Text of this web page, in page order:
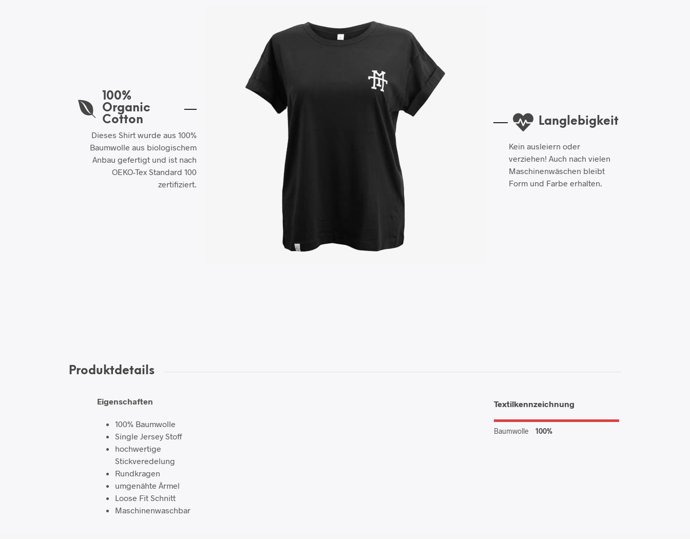
100%
Organic
Cotton
Dieses Shirt wurde aus 100%
Baumwolle aus biologischem
Anbau gefertigt und ist nach
OEKO-Tex Standard 100
zertifiziert.
Langlebigkeit
Kein ausleiern oder
verziehen! Auch nach vielen
Maschinenwäschen bleibt
Form und Farbe erhalten.
Produktdetails
Eigenschaften
100% Baumwolle
Single Jersey Stoff
hochwertige
Stickveredelung
Rundkragen
umgenähte Ärmel
Loose Fit Schnitt
Maschinenwaschbar
Textilkennzeichnung
Baumwolle 100%